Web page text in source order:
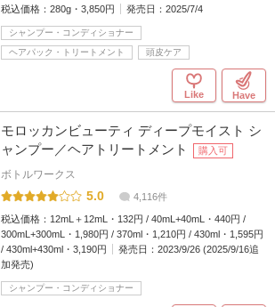
税込価格： 280g・3,850円 発売日： 2025/7/4
シャンプー・コンディショナー
ヘアパック・トリートメント
頭皮ケア
Like Have
モロッカンビューティ ディープモイスト シ
ャンプー／ヘアトリートメント
購入可
ボトルワークス
5.0 4,116件
税込価格： 12mL＋12mL・132円 / 40mL+40mL・440円 /
300mL+300mL・1,980円 / 370ml・1,210円 / 430ml・1,595円
/ 430ml+430ml・3,190円
発売日： 2023/9/26 (2025/9/16追
加発売)
シャンプー・コンディショナー